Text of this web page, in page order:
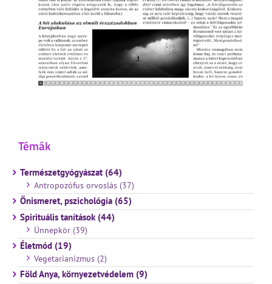
Témák
Természetgyógyászat (64)
Antropozófus orvoslás (37)
Önismeret, pszichológia (65)
Spirituális tanítások (44)
Ünnepkör (39)
Életmód (19)
Vegetarianizmus (2)
Föld Anya, környezetvédelem (9)